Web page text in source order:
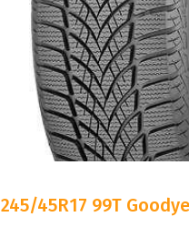
245/45R17 99T